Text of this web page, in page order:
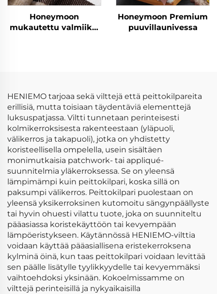
Honeymoon
mukautettu valmiiksi
Honeymoon Premium
puuvillaunivessa
HENIEMO tarjoaa sekä vilttejä että peittokilpareita
erillisiä, mutta toisiaan täydentäviä elementtejä
luksuspatjassa. Viltti tunnetaan perinteisesti
kolmikerroksisesta rakenteestaan (yläpuoli,
välikerros ja takapuoli), jotka on yhdistetty
koristeellisella ompelella, usein sisältäen
monimutkaisia patchwork- tai appliqué-
suunnitelmia yläkerroksessa. Se on yleensä
lämpimämpi kuin peittokilpari, koska sillä on
paksumpi välikerros. Peittokilpari puolestaan on
yleensä yksikerroksinen kutomoitu sängynpäällyste
tai hyvin ohuesti vilattu tuote, joka on suunniteltu
pääasiassa koristekäyttöön tai kevyempään
lämpöeristykseen. Käytännössä HENIEMO-vilttia
voidaan käyttää pääasiallisena eristekerroksena
kylminä öinä, kun taas peittokilpari voidaan levittää
sen päälle lisätylle tyylikkyydelle tai kevyemmäksi
vaihtoehdoksi yksinään. Kokoelmissamme on
vilttejä perinteisillä ja nykyaikaisilla